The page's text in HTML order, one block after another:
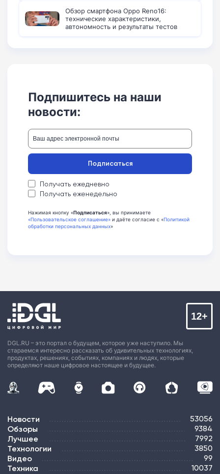
Обзор смартфона Oppo Reno16:
технические характеристики,
автономность и результаты тестов
Подпишитесь на наши
новости:
Получать ежедневно
Получать еженедельно
Подписаться
Нажимая кнопку «Подписаться», вы принимаете
«Пользовательское соглашение» и даёте согласие с «Политикой
обработки персональных данных»
DGL.RU – это портал о будущем, которое уже наступило. Мы
стараемся интересно рассказать об удивительных технологиях,
продуктах, решениях, событиях, компаниях и людях, которые
определяют наше цифровое настоящее и будущее.
12+
Новости 53056
Обзоры 9384
Лучшее 7992
Технологии 3850
Видео 99
Техника 10037